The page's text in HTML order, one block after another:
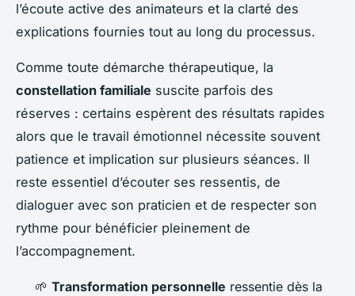
l’écoute active des animateurs et la clarté des
explications fournies tout au long du processus.
Comme toute démarche thérapeutique, la
constellation familiale suscite parfois des
réserves : certains espèrent des résultats rapides
alors que le travail émotionnel nécessite souvent
patience et implication sur plusieurs séances. Il
reste essentiel d’écouter ses ressentis, de
dialoguer avec son praticien et de respecter son
rythme pour bénéficier pleinement de
l’accompagnement.
🌱 Transformation personnelle ressentie dès la